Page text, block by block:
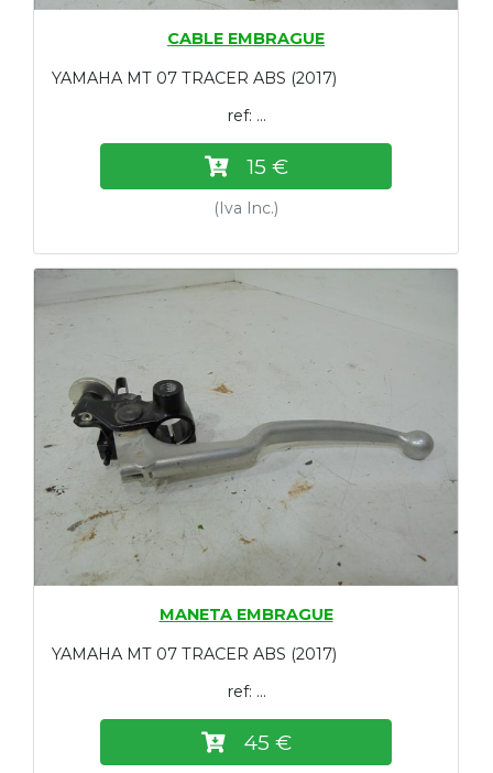
CABLE EMBRAGUE
YAMAHA MT 07 TRACER ABS (2017)
ref: ...
15 €
(Iva Inc.)
MANETA EMBRAGUE
YAMAHA MT 07 TRACER ABS (2017)
ref: ...
45 €